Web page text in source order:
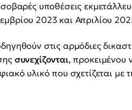
υποθέσεις
2023 και Απριλίου
στις αρμόδιες
συνεχίζονται, προκειμένου
υλικό που σχετίζεται με